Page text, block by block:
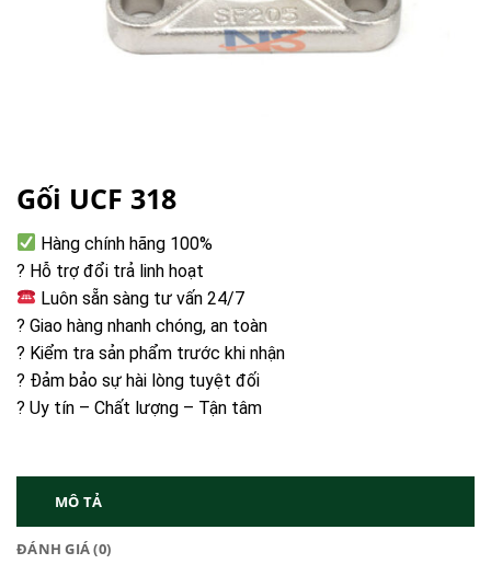
Gối UCF 318
Hàng chính hãng 100%
? Hỗ trợ đổi trả linh hoạt
Luôn sẵn sàng tư vấn 24/7
? Giao hàng nhanh chóng, an toàn
? Kiểm tra sản phẩm trước khi nhận
? Đảm bảo sự hài lòng tuyệt đối
? Uy tín – Chất lượng – Tận tâm
MÔ TẢ
ĐÁNH GIÁ (0)